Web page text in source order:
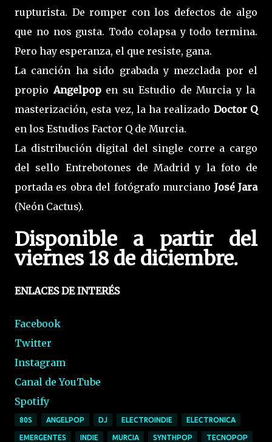
rupturista. De romper con los defectos de algo
que no nos gusta. Todo colapsa y todo termina.
Pero hay esperanza, el que resiste, gana.
La canción ha sido grabada y mezclada por el
propioAngelpop en su Estudio de Murcia y la
masterización, esta vez, la ha realizado Doctor Q
en los Estudios Factor Q de Murcia.
La distribución digital del single corre a cargo
del sello Entrebotones de Madrid y la foto de
portada es obra del fotógrafo murciano José Jara
(Neón Cactus).
Disponible a partir del
viernes 18 de diciembre.
ENLACES DE INTERÉS
Facebook
Twitter
Instagram
Canal de YouTube
Spotify
80S ANGELPOP DJ ELECTROINDIE ELECTRONICA
EMERGENTES INDIE MURCIA SYNTHPOP TECNOPOP